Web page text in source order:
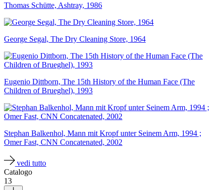
Summer
School
Progetti
Speciali
EN
Ricerca
Storia
Tutte
le
Edificio
Castello
Lunga
Villa
Cosmo
Thomas Schütte, Ashtray, 1986
George Segal, The Dry Cleaning Store, 1964
Eugenio Dittborn, The 15th History of the Human Face (The
Children of Brueghel), 1993
Stephan Balkenhol, Mann mit Kropf unter Seinem Arm, 1994 ;
Omer Fast, CNN Concatenated, 2002
vedi tutto
Catalogo
13